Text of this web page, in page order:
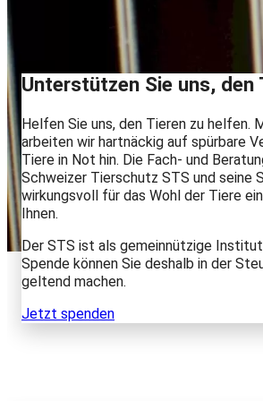
Unterstützen Sie uns, den
Helfen Sie uns, den Tieren zu helfen.
arbeiten wir hartnäckig auf spürbare
Tiere in Not hin. Die Fach- und
Schweizer Tierschutz STS und seine
wirkungsvoll für das Wohl der Tiere
Ihnen.
Der STS ist als gemeinnützige
Spende können Sie deshalb in der
geltend machen.
Jetzt spenden